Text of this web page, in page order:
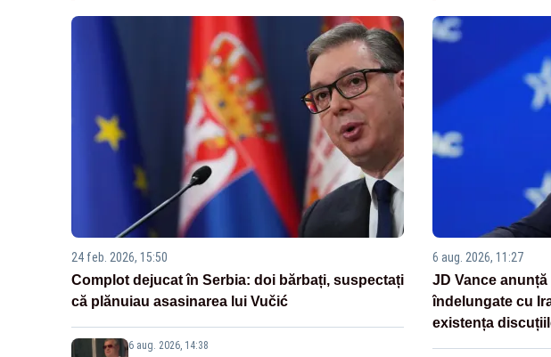
24 feb. 2026, 15:50
Complot dejucat în Serbia: doi bărbați, suspectați
că plănuiau asasinarea lui Vučić
6 aug. 2026, 14:38
6 aug. 2026, 11:27
JD Vance
îndelungate cu
existența